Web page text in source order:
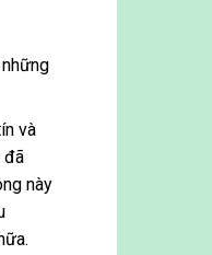
và
đã
này